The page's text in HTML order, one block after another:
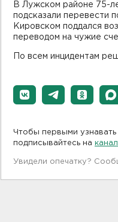
В Лужском районе 75-
подсказали перевести
Кировском поддался
переводом на чужие
По всем инцидентам
Чтобы первыми
подписывайтесь на
Увидели опечатку?